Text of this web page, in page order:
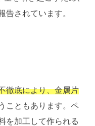
告されています。
徹底により、金属片
こともあります。ペ
を加工して作られる